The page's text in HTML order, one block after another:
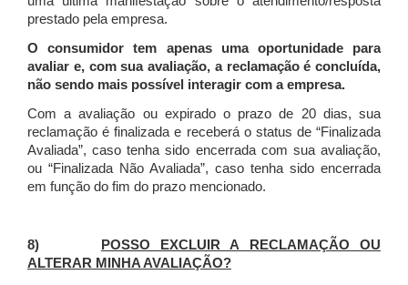
prestado pela empresa.
O consumidor tem apenas uma oportunidade para
avaliar e, com sua avaliação, a reclamação é concluída,
não sendo mais possível interagir com a empresa.
Com a avaliação ou expirado o prazo de 20 dias, sua
reclamação é finalizada e receberá o status de “Finalizada
Avaliada”, caso tenha sido encerrada com sua avaliação,
ou “Finalizada Não Avaliada”, caso tenha sido encerrada
em função do fim do prazo mencionado.
8)
POSSO EXCLUIR A RECLAMAÇÃO OU
ALTERAR MINHA AVALIAÇÃO?